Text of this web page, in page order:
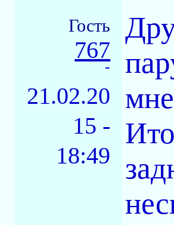
Гость
767
-
21.02.20
15 -
18:49